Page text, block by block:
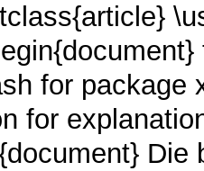
for package
for